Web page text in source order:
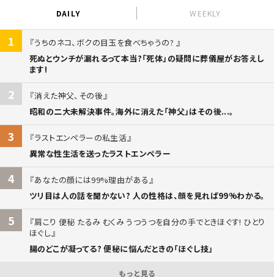
DAILY WEEKLY
1
うちのネコ、ボクの目玉を食べちゃうの?
死ぬとウンチが漏れるって本当?「死体」の疑問に葬儀屋がお答えし
ます!
2
消えた神父、その後
昭和の二大未解決事件。海外に消えた「神父」はその後...。
3
ラストエンペラーの私生活
異常な性生活を送ったラストエンペラー
4
あなたの顔には99%理由がある
ツリ目は人の話を聞かない? 人の性格は、顔を見れば99%わかる。
5
肩こり 便秘 たるみ むくみ うつうつを自分の手でときほぐす! ひとり
ほぐし
腸のどこが凝ってる? 便秘に悩んだときの「ほぐし技」
もっと見る